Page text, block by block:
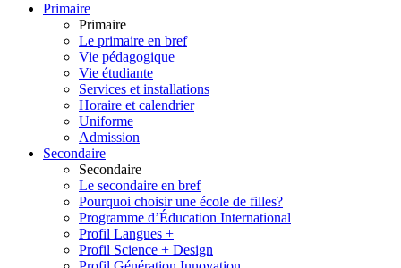
Primaire
Primaire
Le primaire en bref
Vie pédagogique
Vie étudiante
Services et installations
Horaire et calendrier
Uniforme
Admission
Secondaire
Secondaire
Le secondaire en bref
Pourquoi choisir une école de filles?
Programme d’Éducation International
Profil Langues +
Profil Science + Design